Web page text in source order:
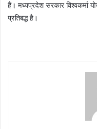
हैं। मध्यप्रदेश सरकार विश्वकर्मा
प्रतिबद्ध है।